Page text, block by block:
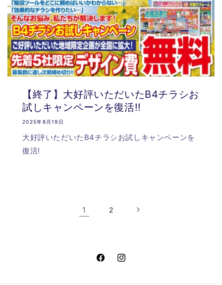
【終了】大好評いただいたB4チラシお
試しキャンペーンを復活!!
2025年8月19日
大好評いただいたB4チラシお試しキャンペーンを
復活!
1 2
FacebookInstagram